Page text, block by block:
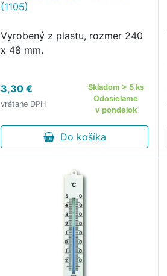
(1105)
Vyrobený z plastu, rozmer 240
x 48 mm.
3,30 €
vrátane DPH
Skladom > 5 ks
Odosielame
v pondelok
Do košíka